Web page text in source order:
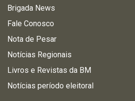
Brigada News
Fale Conosco
Nota de Pesar
Notícias Regionais
Livros e Revistas da BM
Notícias período eleitoral